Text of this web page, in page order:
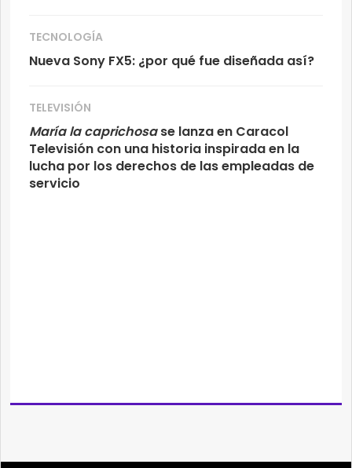
TECNOLOGÍA
Nueva Sony FX5: ¿por qué fue diseñada así?
TELEVISIÓN
María la caprichosase lanza en Caracol
Televisión con una historia inspirada en la
lucha por los derechos de las empleadas de
servicio